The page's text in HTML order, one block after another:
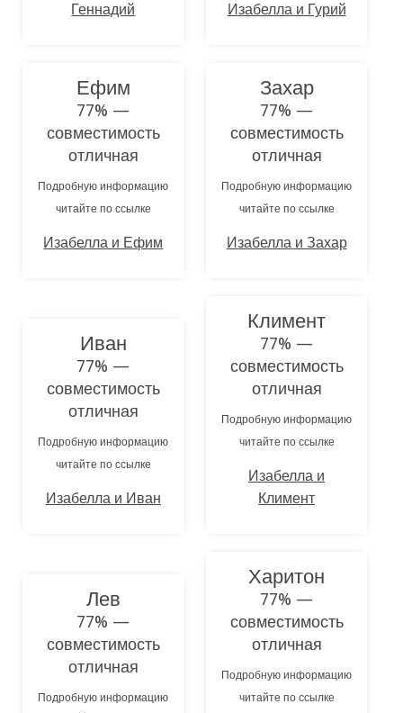
Геннадий
Изабелла и Гурий
Ефим
77% —
совместимость
отличная
Подробную информацию
читайте по ссылке
Изабелла и Ефим
Захар
77% —
совместимость
отличная
Подробную информацию
читайте по ссылке
Изабелла и Захар
Иван
77% —
совместимость
отличная
Подробную информацию
читайте по ссылке
Изабелла и Иван
Климент
77% —
совместимость
отличная
Подробную информацию
читайте по ссылке
Изабелла и
Климент
Лев
77% —
совместимость
отличная
Подробную информацию
Харитон
77% —
совместимость
отличная
Подробную информацию
читайте по ссылке